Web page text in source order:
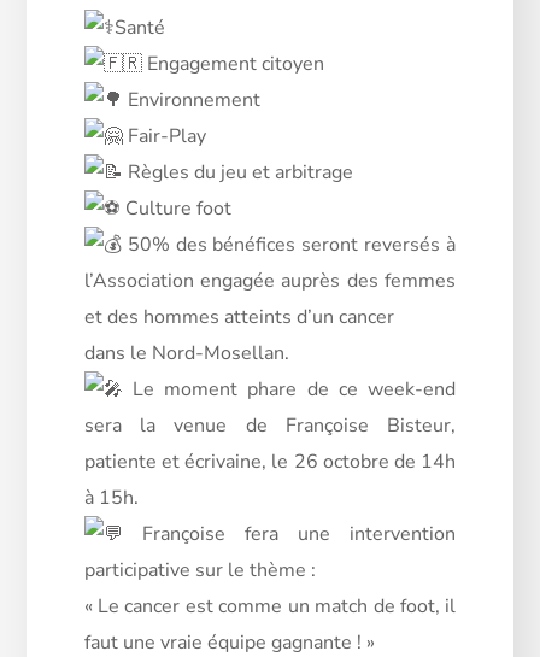
Santé
Engagement citoyen
Environnement
Fair-Play
Règles du jeu et arbitrage
Culture foot
50% des bénéfices seront reversés à
l’Association engagée auprès des femmes
et des hommes atteints d’un cancer
dans le Nord-Mosellan.
Le moment phare de ce week-end
sera la venue de Françoise Bisteur,
patiente et écrivaine, le 26 octobre de 14h
à 15h.
Françoise fera une intervention
participative sur le thème :
« Le cancer est comme un match de foot, il
faut une vraie équipe gagnante ! »